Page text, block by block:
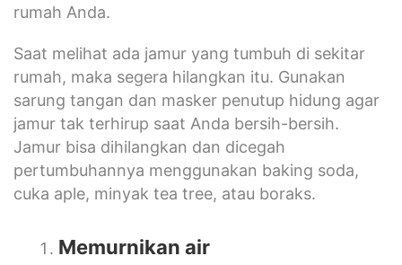
rumah Anda.
Saat melihat ada jamur yang tumbuh di sekitar
rumah, maka segera hilangkan itu. Gunakan
sarung tangan dan masker penutup hidung agar
jamur tak terhirup saat Anda bersih-bersih.
Jamur bisa dihilangkan dan dicegah
pertumbuhannya menggunakan baking soda,
cuka aple, minyak tea tree, atau boraks.
Memurnikan air